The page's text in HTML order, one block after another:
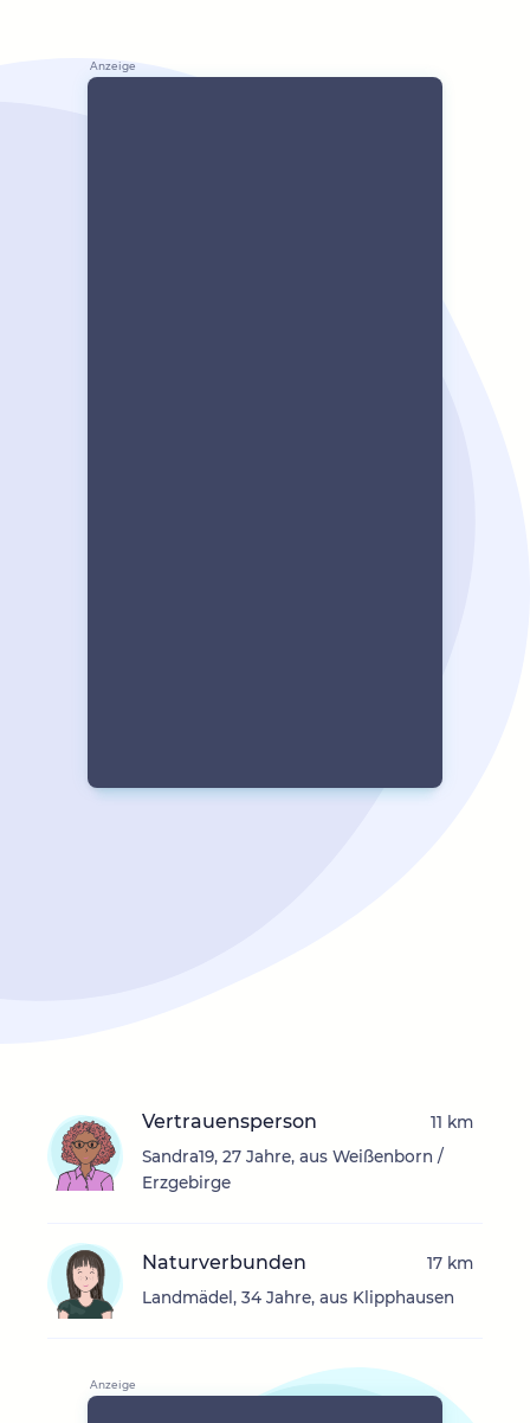
Vertrauensperson
Sandra19, 27 Jahre, aus Weißenborn /
Erzgebirge
11 km
Naturverbunden
Landmädel, 34 Jahre, aus Klipphausen
17 km